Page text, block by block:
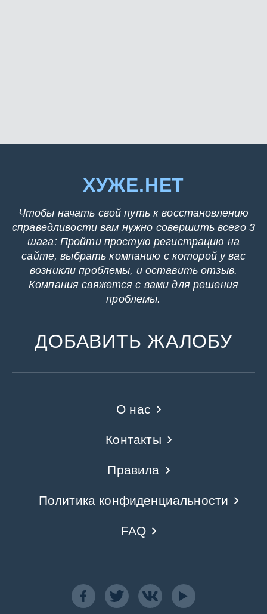
ХУЖЕ.НЕТ
Чтобы начать свой путь к восстановлению
справедливости вам нужно совершить всего 3
шага: Пройти простую регистрацию на
сайте, выбрать компанию с которой у вас
возникли проблемы, и оставить отзыв.
Компания свяжется с вами для решения
проблемы.
ДОБАВИТЬ ЖАЛОБУ
О нас
Контакты
Правила
Политика конфиденциальности
FAQ